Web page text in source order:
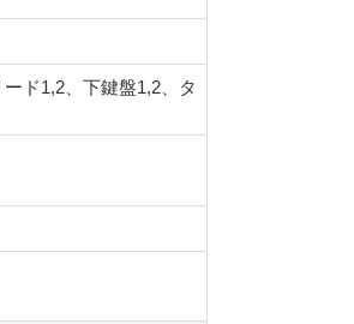
ド1,2、下鍵盤1,2、タ